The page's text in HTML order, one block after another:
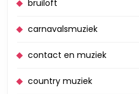
bruiloft
carnavalsmuziek
contact en muziek
country muziek